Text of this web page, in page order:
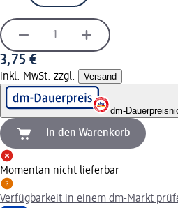
3,75 €
inkl. MwSt. zzgl. Versand
dm-Dauerpreis
In den Warenkorb
Momentan nicht lieferbar
Verfügbarkeit in einem dm-Markt